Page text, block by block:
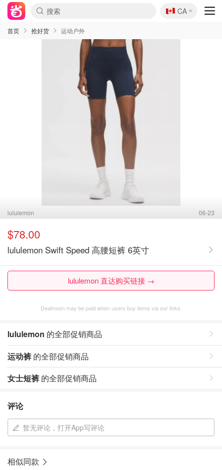
🇨🇦
CA
首页 抢好货 运动户外
lululemon 06-23
$78.00
lululemon Swift Speed 高腰短裤 6英寸
lululemon 直达购买链接 →
Dealmoon may be paid when users buy items via our links.
lululemon 的全部促销商品
运动裤 的全部促销商品
女士短裤 的全部促销商品
评论
暂无评论，打开App写评论
相似同款